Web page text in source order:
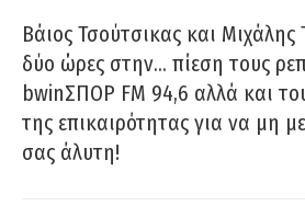
Βάιος Τσούτσικας και Μιχάλης
δύο ώρες στην… πίεση τους
bwinΣΠΟΡ FM 94,6 αλλά και
της επικαιρότητας για να μη
σας άλυτη!